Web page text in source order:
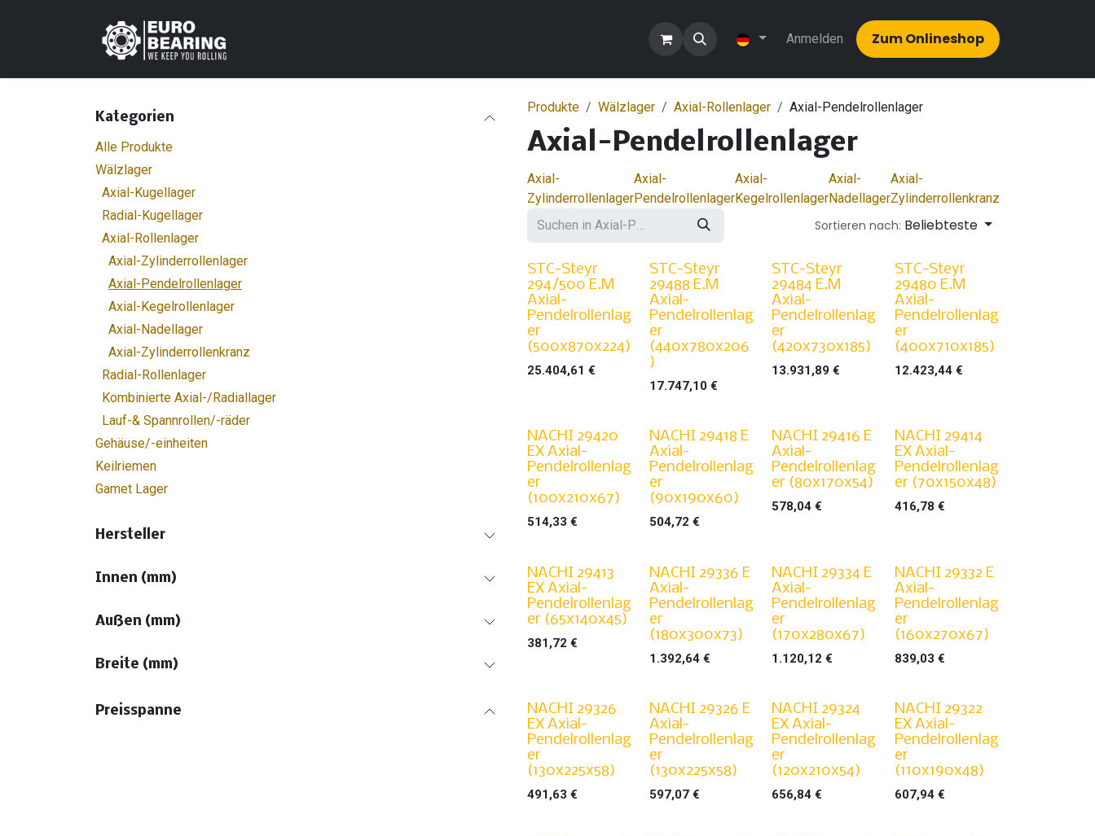
Anmelden Zum Onlinesh​​op
Kategorien
Alle Produkte
Wälzlager
Axial-Kugellager
Radial-Kugellager
Axial-Rollenlager
Axial-Zylinderrollenlager
Axial-Pendelrollenlager
Axial-Kegelrollenlager
Axial-Nadellager
Axial-Zylinderrollenkranz
Radial-Rollenlager
Kombinierte Axial-/Radiallager
Lauf-& Spannrollen/-räder
Gehäuse/-einheiten
Keilriemen
Gamet Lager
Hersteller
Innen (mm)
Außen (mm)
Breite (mm)
Preisspanne
Produkte Wälzlager Axial-Rollenlager Axial-Pendelrollenlager
Axial-Pendelrollenlager
Axial-
Zylinderrollenlager
Axial-
Pendelrollenlager
Axial-
Kegelrollenlager
Axial-
Nadellager
Axial-
Zylinderrollenkranz
Sortieren nach: Beliebteste
STC-Steyr
294/500 E.M
Axial-
Pendelrollenlag
er
(500x870x224)
25.404,61 €
STC-Steyr
29488 E.M
Axial-
Pendelrollenlag
er
(440x780x206
)
17.747,10 €
STC-Steyr
29484 E.M
Axial-
Pendelrollenlag
er
(420x730x185)
13.931,89 €
STC-Steyr
29480 E.M
Axial-
Pendelrollenlag
er
(400x710x185)
12.423,44€
NACHI 29420
EX Axial-
Pendelrollenlag
er
(100x210x67)
514,33 €
NACHI 29418 E
Axial-
Pendelrollenlag
er
(90x190x60)
504,72 €
NACHI 29416 E
Axial-
Pendelrollenlag
er (80x170x54)
578,04 €
NACHI 29414
EX Axial-
Pendelrollenlag
er (70x150x48)
416,78 €
NACHI 29413
EX Axial-
Pendelrollenlag
er (65x140x45)
381,72 €
NACHI 29336 E
Axial-
Pendelrollenlag
er
(180x300x73)
1.392,64 €
NACHI 29334 E
Axial-
Pendelrollenlag
er
(170x280x67)
1.120,12 €
NACHI 29332 E
Axial-
Pendelrollenlag
er
(160x270x67)
839,03 €
NACHI 29326
EX Axial-
Pendelrollenlag
er
(130x225x58)
491,63 €
NACHI 29326 E
Axial-
Pendelrollenlag
er
(130x225x58)
597,07 €
NACHI 29324
EX Axial-
Pendelrollenlag
er
(120x210x54)
656,84 €
NACHI 29322
EX Axial-
Pendelrollenlag
er
(110x190x48)
607,94€